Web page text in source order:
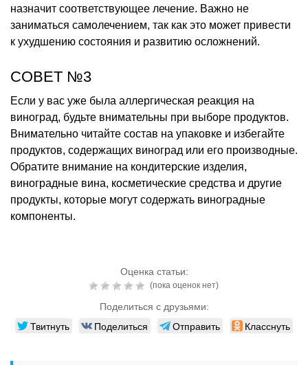
назначит соответствующее лечение. Важно не
заниматься самолечением, так как это может привести
к ухудшению состояния и развитию осложнений.
СОВЕТ №3
Если у вас уже была аллергическая реакция на
виноград, будьте внимательны при выборе продуктов.
Внимательно читайте состав на упаковке и избегайте
продуктов, содержащих виноград или его производные.
Обратите внимание на кондитерские изделия,
виноградные вина, косметические средства и другие
продукты, которые могут содержать виноградные
компоненты.
Оценка статьи:
(пока оценок нет)
Поделиться с друзьями:
Твитнуть Поделиться Отправить Класснуть